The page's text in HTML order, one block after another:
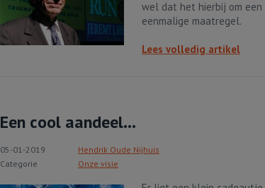
wel dat het hierbij om
eenmalige maatregel.
Lees volledig artikel
Een cool aandeel...
05-01-2019
Hendrik Oude Nijhuis
Categorie
Onze visie